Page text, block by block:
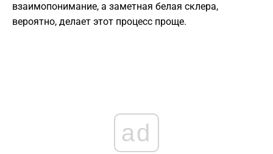
взаимопонимание, а заметная белая склера,
вероятно, делает этот процесс проще.
ad